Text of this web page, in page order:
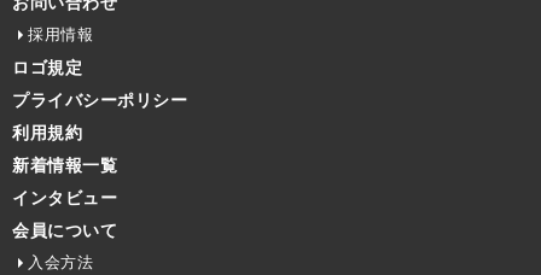
採用情報
ロゴ規定
プライバシーポリシー
利用規約
新着情報一覧
インタビュー
会員について
入会方法